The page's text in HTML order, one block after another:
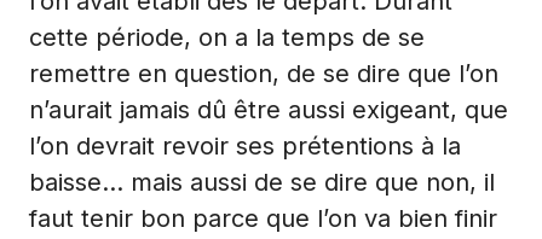
cette période, on a la temps de se
remettre en question, de se dire que l’on
n’aurait jamais dû être aussi exigeant, que
l’on devrait revoir ses prétentions à la
baisse… mais aussi de se dire que non, il
faut tenir bon parce que l’on va bien finir